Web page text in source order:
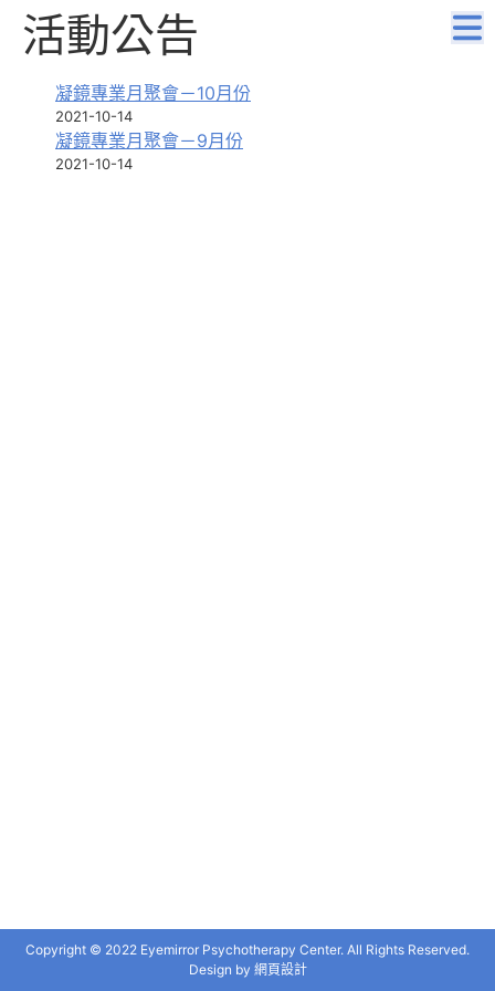
活動公告
凝鏡專業月聚會－10月份
2021-10-14
凝鏡專業月聚會－9月份
2021-10-14
Copyright © 2022 Eyemirror Psychotherapy Center. All Rights Reserved.
Design by 網頁設計